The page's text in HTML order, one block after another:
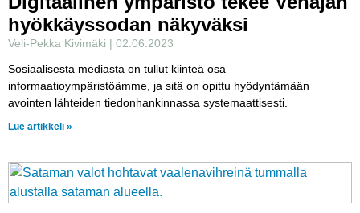
hyökkäyssodan näkyväksi
Veli-Pekka Kivimäki
02.06.2023
Sosiaalisesta mediasta on tullut kiinteä osa
informaatioympäristöämme, ja sitä on opittu hyödyntämään
avointen lähteiden tiedonhankinnassa systemaattisesti.
Lue artikkeli »